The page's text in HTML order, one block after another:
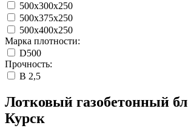
500x300x250
500x375x250
500x400x250
Марка плотности:
D500
Прочность:
B 2,5
Лотковый газобетонный
Курск